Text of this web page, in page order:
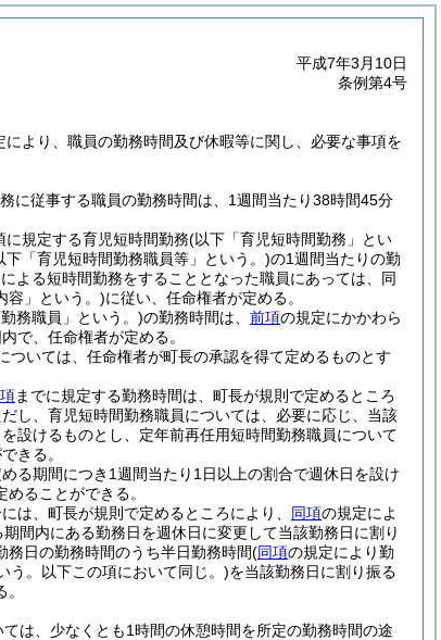
平成7年3月10日
条例第4号
により、職員の勤務時間及び休暇等に関し、必要な事項を
に従事する職員の勤務時間は、1週間当たり38時間45分
規定する育児短時間勤務(以下「育児短時間勤務」とい
「育児短時間勤務職員等」という。)の1週間当たりの勤
よる短時間勤務をすることとなった職員にあっては、同
容」という。)に従い、任命権者が定める。
務職員」という。)の勤務時間は、 前項の規定にかかわら
で、任命権者が定める。
いては、任命権者が町長の承認を得て定めるものとす
までに規定する勤務時間は、町長が規則で定めるところ
だし、育児短時間勤務職員については、必要に応じ、当該
設けるものとし、定年前再任用短時間勤務職員について
きる。
る期間につき1週間当たり1日以上の割合で週休日を設け
ることができる。
は、町長が規則で定めるところにより、 同項の規定によ
間内にある勤務日を週休日に変更して当該勤務日に割り
日の勤務時間のうち半日勤務時間(同項の規定により勤
う。以下この項において同じ。)を当該勤務日に割り振る
は、少なくとも1時間の休憩時間を所定の勤務時間の途